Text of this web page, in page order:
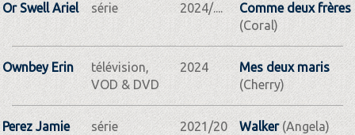
Or Swell Ariel série 2024/....
Comme deux frères
(Coral)
Ownbey Erin
télévision,
VOD & DVD
2024
Mes deux maris
(Cherry)
Perez Jamie série
2021/20
Walker(Angela)